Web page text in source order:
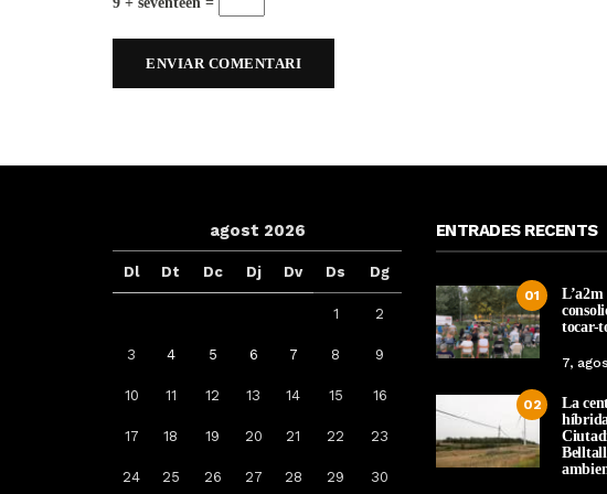
agost 2026
Dl Dt Dc Dj Dv Ds Dg
1 2
3 4 5 6 7 8 9
10 11 12 13 14 15 16
17 18 19 20 21 22 23
24 25 26 27 28 29 30
ENTRADES RECENTS
01
tocar-
7,
02
La
Arrenca la campanya de
vacunació: a qui li toca la de la
grip, COVID-19 o totes dues
Tàrrega
amb
la